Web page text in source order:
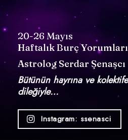
20-26 Mayıs
Haftalık Burç Yorumları
Astrolog Serdar Şenaşcı
Bütünün hayrına ve
dileğiyle…
Instagram: ssenasci